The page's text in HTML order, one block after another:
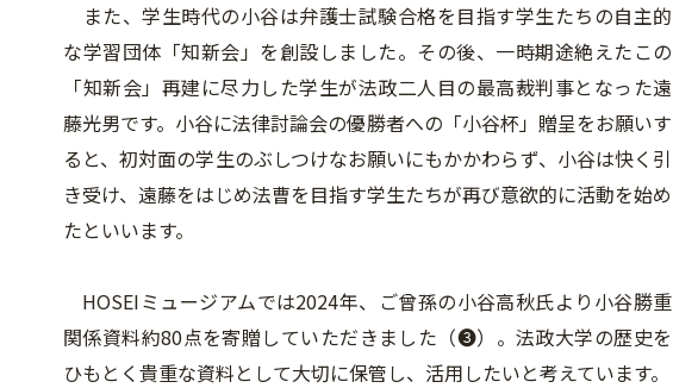
また、学生時代の小谷は弁護士試験合格を目指す学生たちの自主的
な学習団体「知新会」を創設しました。その後、一時期途絶えたこの
「知新会」再建に尽力した学生が法政二人目の最高裁判事となった遠
藤光男です。小谷に法律討論会の優勝者への「小谷杯」贈呈をお願いす
ると、初対面の学生のぶしつけなお願いにもかかわらず、小谷は快く引
き受け、遠藤をはじめ法曹を目指す学生たちが再び意欲的に活動を始め
たといいます。
HOSEIミュージアムでは2024年、ご曾孫の小谷高秋氏より小谷勝重
関係資料約80点を寄贈していただきました（❸）。法政大学の歴史を
ひもとく貴重な資料として大切に保管し、活用したいと考えています。